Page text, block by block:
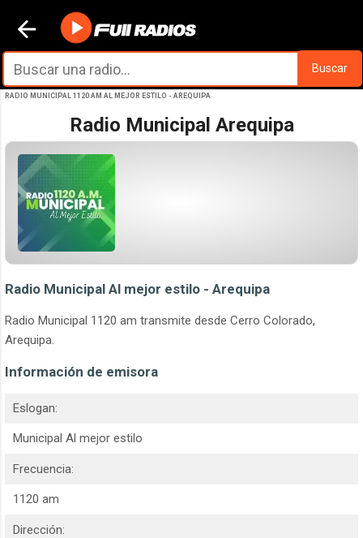
Ir al contenido principal
Buscar
RADIO MUNICIPAL 1120 AM AL MEJOR ESTILO - AREQUIPA
Radio Municipal Arequipa
Radio Municipal Al mejor estilo - Arequipa
Radio Municipal 1120 am transmite desde Cerro Colorado,
Arequipa.
Información de emisora
Eslogan:
Municipal Al mejor estilo
Frecuencia:
1120 am
Dirección: